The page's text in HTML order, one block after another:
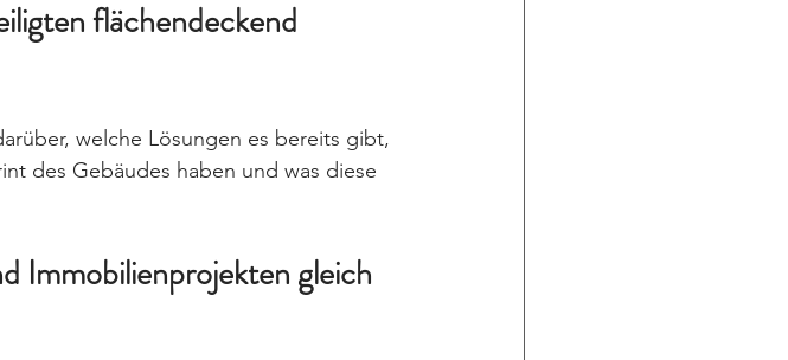
flächendeckend
welche Lösungen es bereits gibt,
des Gebäudes haben und was diese
Immobilienprojekten gleich